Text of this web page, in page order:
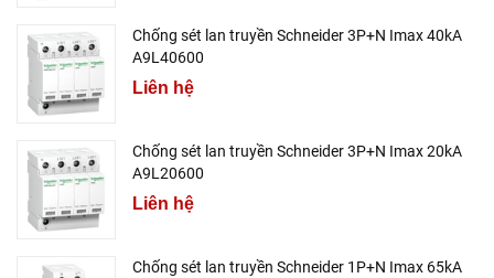
Chống sét lan truyền Schneider 3P+N Imax 40kA
A9L40600
Liên hệ
Chống sét lan truyền Schneider 3P+N Imax 20kA
A9L20600
Liên hệ
Chống sét lan truyền Schneider 1P+N Imax 65kA